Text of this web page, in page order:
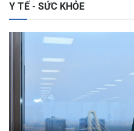
Y TẾ - SỨC KHỎE